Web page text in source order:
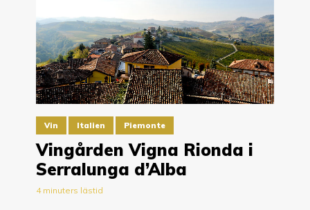
Vin Italien Piemonte
Vingården Vigna Rionda i
Serralunga d’Alba
4 minuters lästid